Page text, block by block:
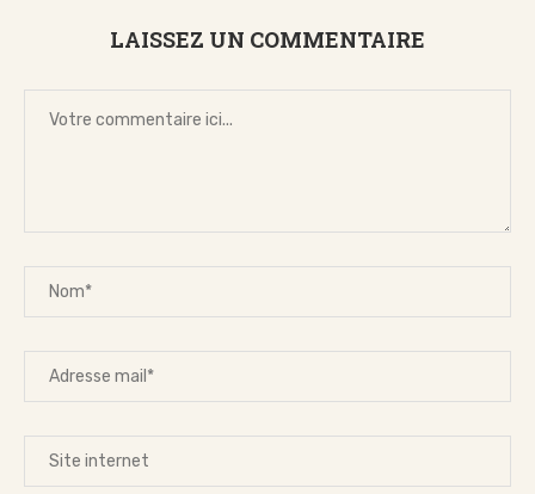
LAISSEZ UN COMMENTAIRE